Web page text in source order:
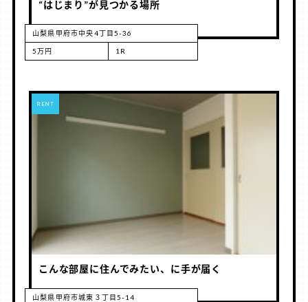
“はじまり”が見つかる場所
山梨県甲府市中央4丁目5-36
5万円 1R
RENT
こんな部屋に住んでみたい、に手が届く
山梨県甲府市城東３丁目5-14